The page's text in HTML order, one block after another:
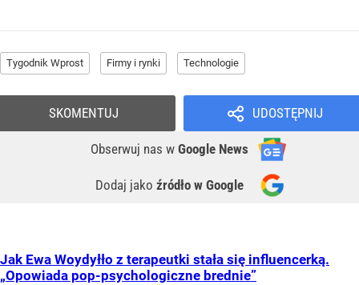
Tygodnik Wprost Firmy i rynki Technologie
UDOSTĘPNIJ
Obserwuj nas w Google News
Dodaj jako źródło w Google
SKOMENTUJ
Jak Ewa Woydyłło z terapeutki stała się influencerką.
„Opowiada pop-psychologiczne brednie”